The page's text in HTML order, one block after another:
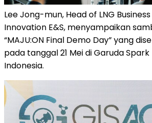
Lee Jong-mun, Head of LNG Business
Innovation E&S, menyampaikan
“MAJU:ON Final Demo Day” yang
pada tanggal 21 Mei di Garuda
Indonesia.